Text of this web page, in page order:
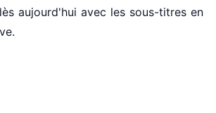
aujourd'hui avec les sous-titres en